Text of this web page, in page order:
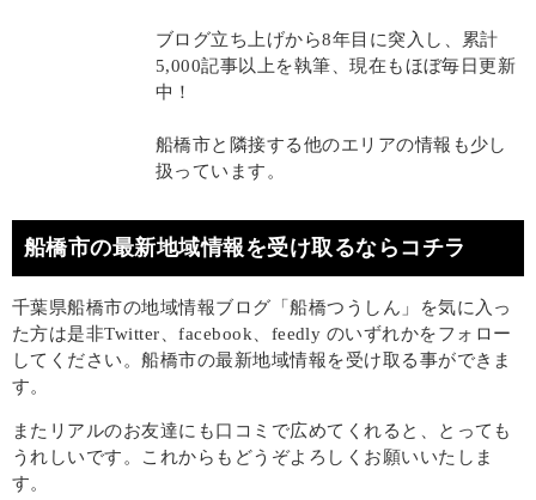
ブログ立ち上げから8年目に突入し、累計
5,000記事以上を執筆、現在もほぼ毎日更新
中！
船橋市と隣接する他のエリアの情報も少し
扱っています。
船橋市の最新地域情報を受け取るならコチラ
千葉県船橋市の地域情報ブログ「船橋つうしん」を気に入っ
た方は是非Twitter、facebook、feedly のいずれかをフォロー
してください。船橋市の最新地域情報を受け取る事ができま
す。
またリアルのお友達にも口コミで広めてくれると、とっても
うれしいです。これからもどうぞよろしくお願いいたしま
す。